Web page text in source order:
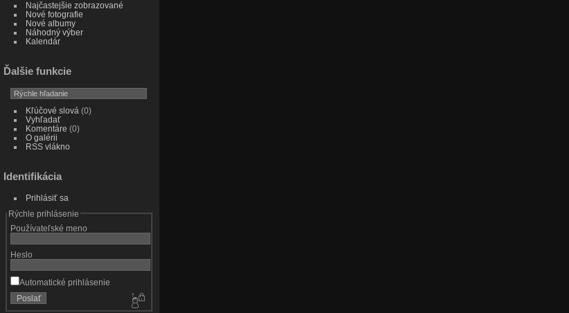
Najčastejšie zobrazované
Nové fotografie
Nové albumy
Náhodný výber
Kalendár
Ďalšie funkcie
Kľúčové slová (0)
Vyhľadať
Komentáre (0)
O galérii
RSS vlákno
Identifikácia
Prihlásiť sa
Rýchle prihlásenie
Používateľské meno
Heslo
Automatické prihlásenie